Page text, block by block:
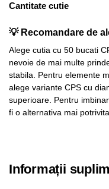
Cantitate cutie
💡 Recomandare de
Alege cutia cu 50 bucati
nevoie de mai multe
stabila. Pentru elemente
alege variante CPS cu
superioare. Pentru
fi o alternativa mai
Informații